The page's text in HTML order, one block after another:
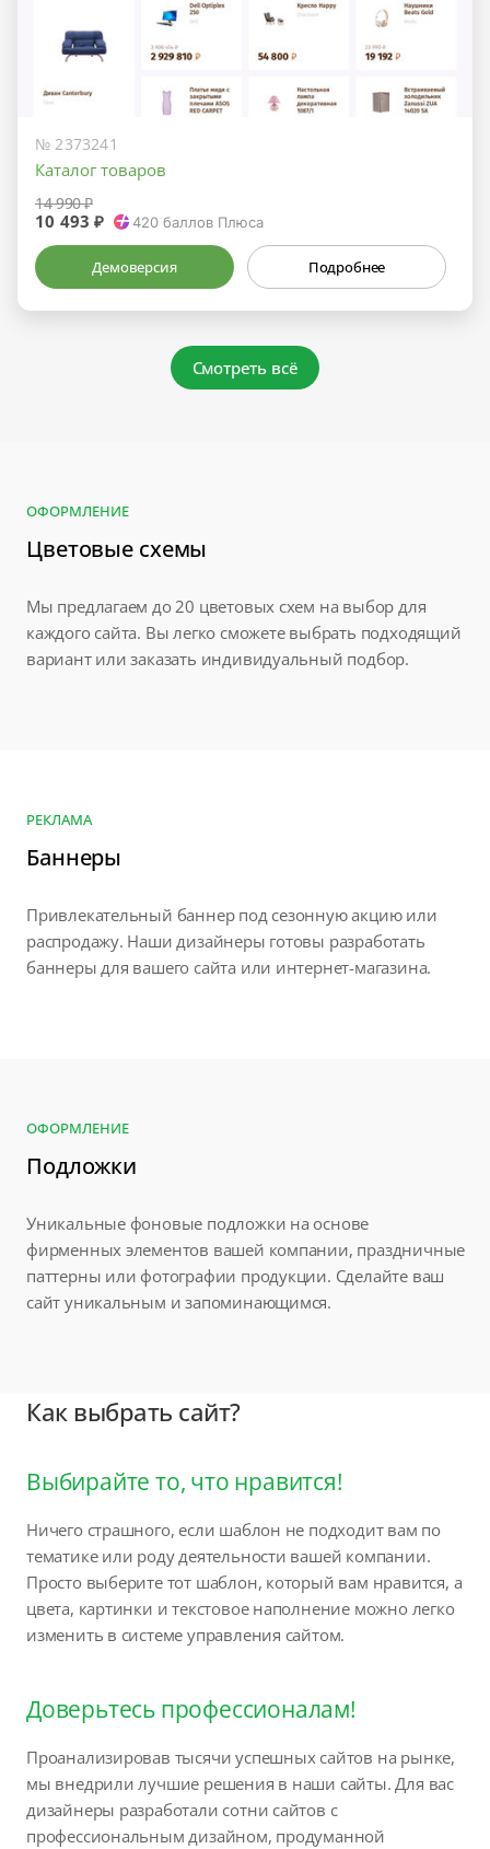
№ 2373241
Каталог товаров
14 990 ₽
10 493 ₽ 420баллов Плюса
Демоверсия Подробнее
Смотреть всё
ОФОРМЛЕНИЕ
Цветовые схемы
Мы предлагаем до 20 цветовых схем на выбор для
каждого сайта. Вы легко сможете выбрать подходящий
вариант или заказать индивидуальный подбор.
РЕКЛАМА
Баннеры
Привлекательный баннер под сезонную акцию или
распродажу. Наши дизайнеры готовы разработать
баннеры для вашего сайта или интернет-магазина.
ОФОРМЛЕНИЕ
Подложки
Уникальные фоновые подложки на основе
фирменных элементов вашей компании, праздничные
паттерны или фотографии продукции. Сделайте ваш
сайт уникальным и запоминающимся.
Как выбрать сайт?
Выбирайте то, что нравится!
Ничего страшного, если шаблон не подходит вам по
тематике или роду деятельности вашей компании.
Просто выберите тот шаблон, который вам нравится, а
цвета, картинки и текстовое наполнение можно легко
изменить в системе управления сайтом.
Доверьтесь профессионалам!
Проанализировав тысячи успешных сайтов на рынке,
мы внедрили лучшие решения в наши сайты. Для вас
дизайнеры разработали сотни сайтов с
профессиональным дизайном, продуманной